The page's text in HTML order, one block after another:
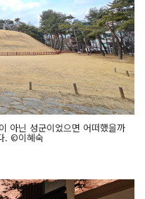
아닌 성군이었으면 어떠했을까
. ©이혜숙